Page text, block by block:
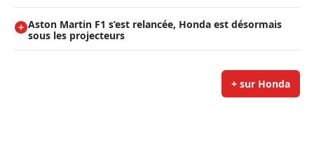
Aston Martin F1 s’est relancée, Honda est désormais
sous les projecteurs
+ sur Honda